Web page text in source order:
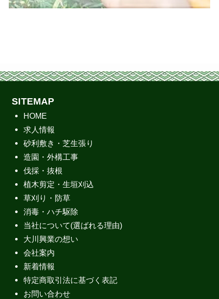
SITEMAP
HOME
求人情報
砂利敷き・芝生張り
造園・外構工事
伐採・抜根
植木剪定・生垣刈込
草刈り・防草
消毒・ハチ駆除
当社について(選ばれる理由)
大川興業の想い
会社案内
新着情報
特定商取引法に基づく表記
お問い合わせ